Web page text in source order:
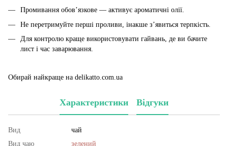
Промивання обов’язкове — активує ароматичні олії.
Не перетримуйте перші проливи, інакше з’явиться терпкість.
Для контролю краще використовувати гайвань, де ви бачите
лист і час заварювання.
Обирай найкраще на delikatto.com.ua
Характеристики Відгуки
Вид
чай
Вид чаю
зелений